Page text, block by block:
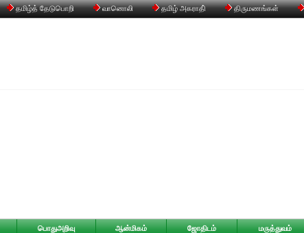
தமிழ்த் தேடுபொறி வானொலி தமிழ் அகராதி் திருமணங்கள்
பொதுஅறிவு ஆன்மிகம் ஜோதிடம் மருத்துவம்